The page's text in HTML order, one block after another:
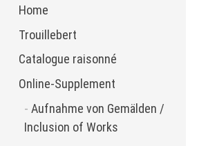
Home
Trouillebert
Catalogue raisonné
Online-Supplement
Aufnahme von Gemälden /
Inclusion of Works